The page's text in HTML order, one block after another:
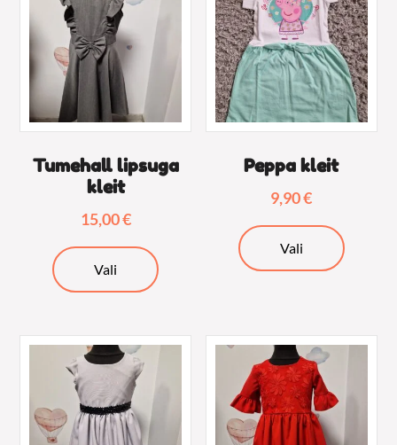
Tumehall lipsuga
kleit
15,00€
Vali
tootel
varianti.
Peppa kleit
9,90€
Vali
tootel
teha